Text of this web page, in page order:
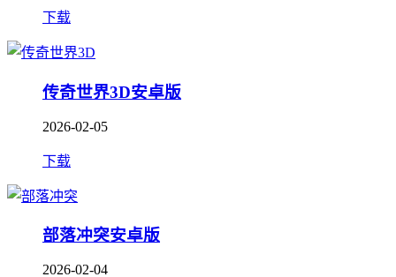
下载
传奇世界3D安卓版
2026-02-05
下载
部落冲突安卓版
2026-02-04